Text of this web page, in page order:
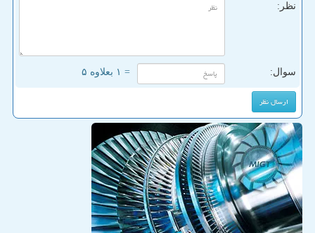
نظر:
سوال: = ۱ بعلاوه ۵